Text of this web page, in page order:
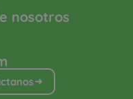
nosotros